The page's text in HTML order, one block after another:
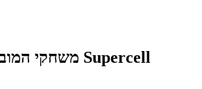
משחקי המובייל המובילים של Supercell